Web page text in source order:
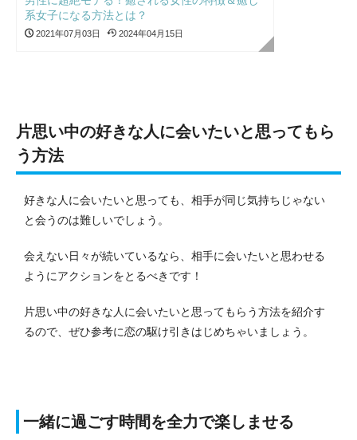
系女子になる方法とは？
2021年07月03日 2024年04月15日
片思い中の好きな人に会いたいと思ってもら
う方法
好きな人に会いたいと思っても、相手が同じ気持ちじゃない
と会うのは難しいでしょう。
会えない日々が続いているなら、相手に会いたいと思わせる
ようにアクションをとるべきです！
片思い中の好きな人に会いたいと思ってもらう方法を紹介す
るので、ぜひ参考に恋の駆け引きはじめちゃいましょう。
一緒に過ごす時間を全力で楽しませる